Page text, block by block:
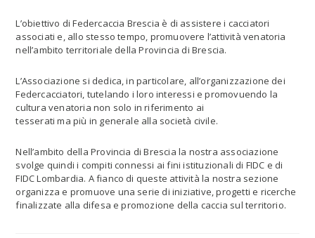
L’obiettivo di Federcaccia Brescia è di assistere i cacciatori
associati e, allo stesso tempo, promuovere l’attività venatoria
nell’ambito territoriale della Provincia di Brescia.
L’Associazione si dedica, in particolare, all’organizzazione dei
Federcacciatori, tutelando i loro interessi e promovuendo la
cultura venatoria non solo in riferimento ai
tesserati ma più in generale alla società civile.
Nell’ambito della Provincia di Brescia la nostra associazione
svolge quindi i compiti connessi ai fini istituzionali di FIDC e di
FIDC Lombardia. A fianco di queste attività la nostra sezione
organizza e promuove una serie di iniziative, progetti e ricerche
finalizzate alla difesa e promozione della caccia sul territorio.